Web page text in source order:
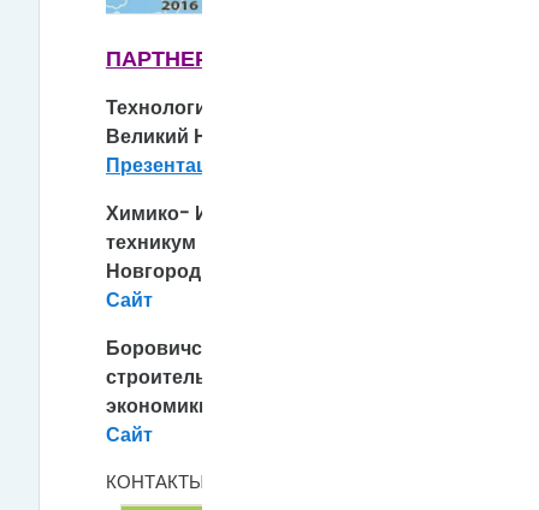
ПАРТНЕРЫ ЦЕНТРА:
Технологический колледж (
Великий Новгород)
Презентация
Химико- Индустриальный
техникум ( Великий
Новгород)
Сайт
Боровичский техникум
строительной индустрии и
экономики
Сайт
КОНТАКТЫ